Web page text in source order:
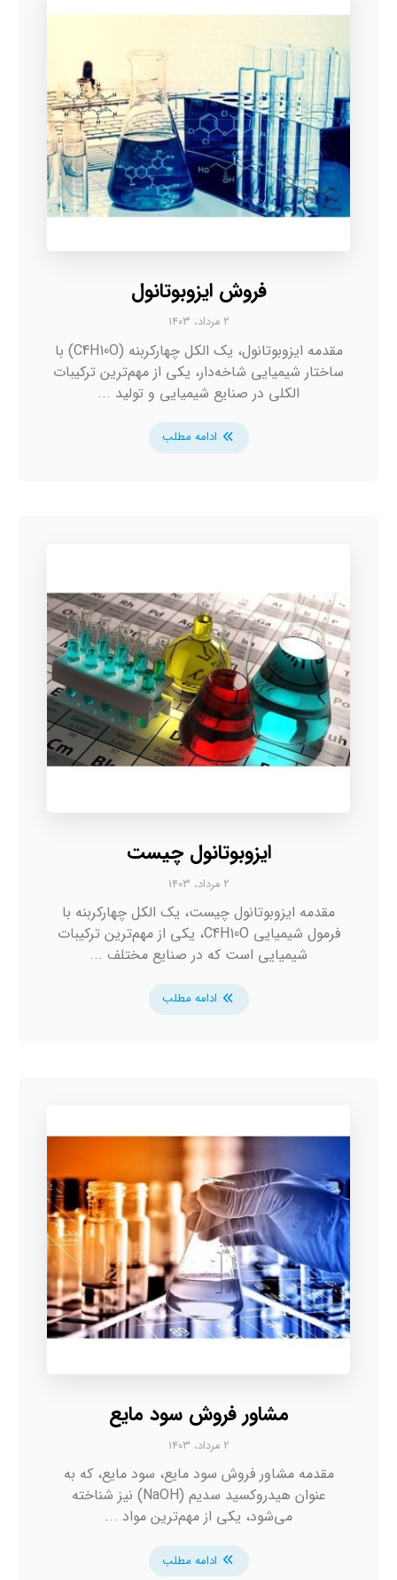
فروش ایزوبوتانول
۲ مرداد، ۱۴۰۳
مقدمه ایزوبوتانول، یک الکل چهارکربنه (C4H10O) با
ساختار شیمیایی شاخه‌دار، یکی از مهم‌ترین ترکیبات
الکلی در صنایع شیمیایی و تولید ...
ادامه مطلب
ایزوبوتانول چیست
۲ مرداد، ۱۴۰۳
مقدمه ایزوبوتانول چیست، یک الکل چهارکربنه با
فرمول شیمیایی C4H10O، یکی از مهم‌ترین ترکیبات
شیمیایی است که در صنایع مختلف ...
ادامه مطلب
مشاور فروش سود مایع
۲ مرداد، ۱۴۰۳
مقدمه مشاور فروش سود مایع، سود مایع، که به
عنوان هیدروکسید سدیم (NaOH) نیز شناخته
می‌شود، یکی از مهم‌ترین مواد ...
ادامه مطلب